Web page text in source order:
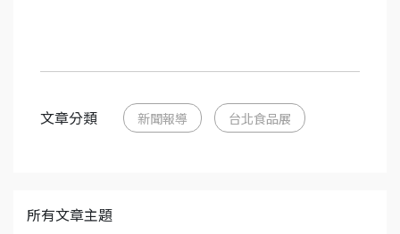
文章分類 新聞報導 台北食品展
所有文章主題